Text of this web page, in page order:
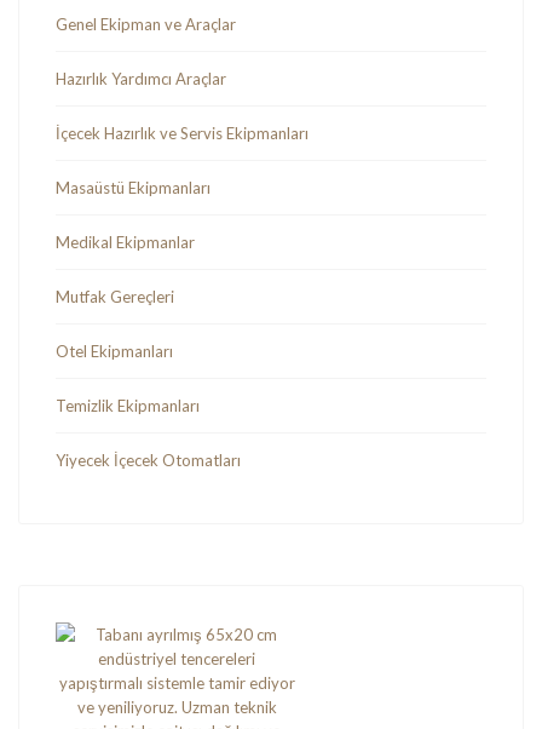
Genel Ekipman ve Araçlar
Hazırlık Yardımcı Araçlar
İçecek Hazırlık ve Servis Ekipmanları
Masaüstü Ekipmanları
Medikal Ekipmanlar
Mutfak Gereçleri
Otel Ekipmanları
Temizlik Ekipmanları
Yiyecek İçecek Otomatları